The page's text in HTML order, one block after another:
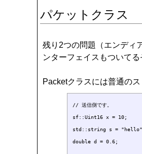
パケットクラス
残り2つの問題（エンディ
ンターフェイスもついて
Packetクラスには普通の
// 送信側です。
sf::Uint16 x = 10;
std::string s =
double d = 0.6;